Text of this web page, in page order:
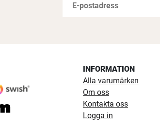
INFORMATION
Alla varumärken
Om oss
Kontakta oss
Logga in